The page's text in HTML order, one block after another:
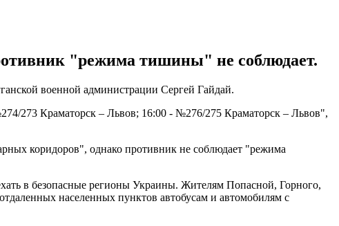
"режима тишины" не соблюдает.
военной администрации Сергей Гайдай.
273 Краматорск – Львов; 16:00 - №276/275 Краматорск – Львов",
коридоров", однако противник не соблюдает "режима
в безопасные регионы Украины. Жителям Попасной, Горного,
населенных пунктов автобусам и автомобилям с